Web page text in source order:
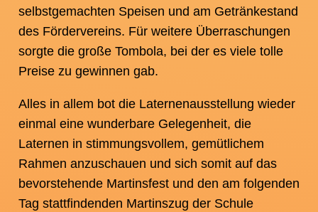
selbstgemachten Speisen und am Getränkestand
des Fördervereins. Für weitere Überraschungen
sorgte die große Tombola, bei der es viele tolle
Preise zu gewinnen gab.
Alles in allem bot die Laternenausstellung wieder
einmal eine wunderbare Gelegenheit, die
Laternen in stimmungsvollem, gemütlichem
Rahmen anzuschauen und sich somit auf das
bevorstehende Martinsfest und den am folgenden
Tag stattfindenden Martinszug der Schule